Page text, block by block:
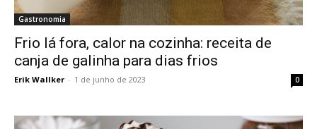
Gastronomia
Frio lá fora, calor na cozinha: receita de
canja de galinha para dias frios
Erik Wallker - 1 de junho de 2023 0